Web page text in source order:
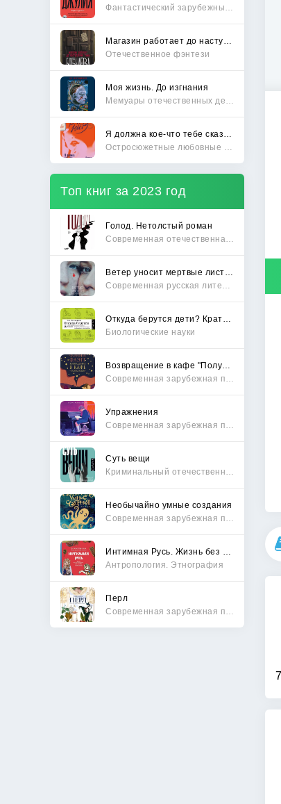
Отечественное фэнтези
Моя жизнь. До изгнания
Топ книг за 2023 год
Голод. Нетолстый роман
Биологические науки
Упражнения
Суть вещи
Необычайно умные создания
Антропология. Этнография
Перл